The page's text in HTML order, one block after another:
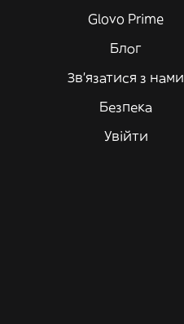
Glovo Prime
Блог
Зв'язатися з нами
Безпека
Увійти